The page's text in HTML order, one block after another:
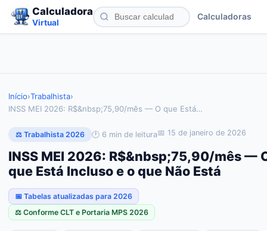
Calculadora
Virtual
Calculadoras
Início›Trabalhista›
INSS MEI 2026: R$&nbsp;75,90/mês — O que Está…
⚖️ Trabalhista 2026 🕐 6 min de leitura📅 15 de janeiro de 2026
INSS MEI 2026: R$&nbsp;75,90/mês —
que Está Incluso e o que Não Está
📅 Tabelas atualizadas para 2026
⚖️ Conforme CLT e Portaria MPS 2026